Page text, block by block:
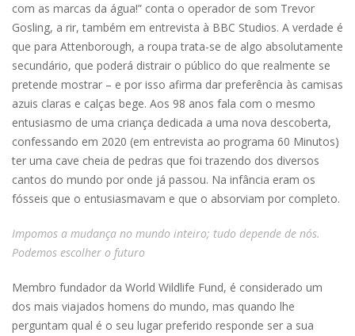
com as marcas da água!” conta o operador de som Trevor
Gosling, a rir, também em entrevista à BBC Studios. A verdade é
que para Attenborough, a roupa trata-se de algo absolutamente
secundário, que poderá distrair o público do que realmente se
pretende mostrar – e por isso afirma dar preferência às camisas
azuis claras e calças bege. Aos 98 anos fala com o mesmo
entusiasmo de uma criança dedicada a uma nova descoberta,
confessando em 2020 (em entrevista ao programa 60 Minutos)
ter uma cave cheia de pedras que foi trazendo dos diversos
cantos do mundo por onde já passou. Na infância eram os
fósseis que o entusiasmavam e que o absorviam por completo.
Impomos a mudança no mundo inteiro; tudo depende de nós.
Podemos escolher o futuro
Membro fundador da World Wildlife Fund, é considerado um
dos mais viajados homens do mundo, mas quando lhe
perguntam qual é o seu lugar preferido responde ser a sua